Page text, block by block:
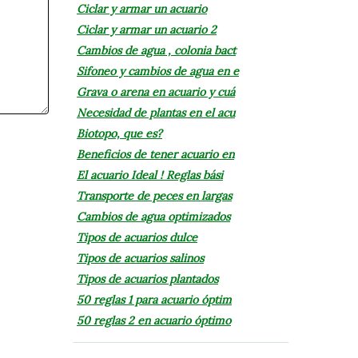
Ciclar y armar un acuario
Ciclar y armar un acuario 2
Cambios de agua , colonia bact
Sifoneo y cambios de agua en e
Grava o arena en acuario y cuá
Necesidad de plantas en el acu
Biotopo, que es?
Beneficios de tener acuario en
El acuario Ideal ! Reglas bási
Transporte de peces en largas
Cambios de agua optimizados
Tipos de acuarios dulce
Tipos de acuarios salinos
Tipos de acuarios plantados
50 reglas 1 para acuario óptim
50 reglas 2 en acuario óptimo